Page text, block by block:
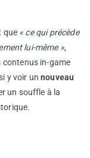
que « ce qui précède
lui-même »,
contenus in-game
y voir unnouveau
un souffle à la